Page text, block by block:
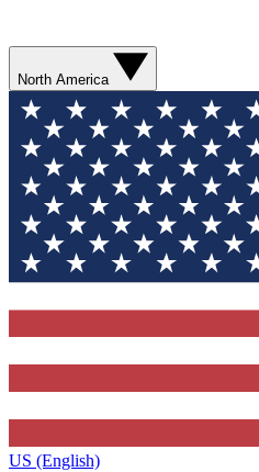
North America
US (English)